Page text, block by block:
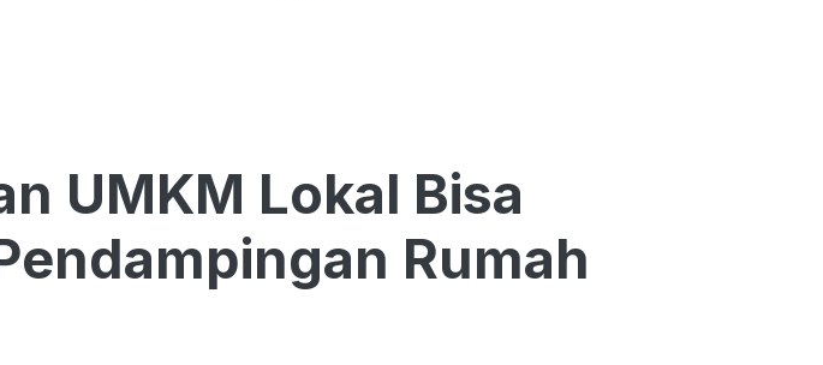
UMKM Lokal Bisa
Rumah